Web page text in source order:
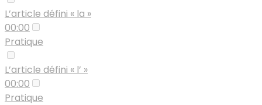
L’article défini « la »
00:00
Pratique
L’article défini « l’ »
00:00
Pratique